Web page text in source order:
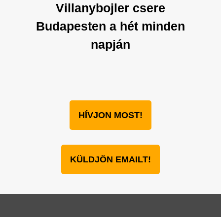
Villanybojler csere
Budapesten a hét minden
napján
HÍVJON MOST!
KÜLDJÖN EMAILT!